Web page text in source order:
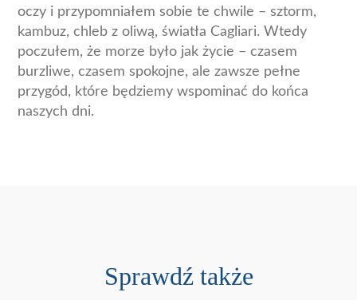
oczy i przypomniałem sobie te chwile – sztorm,
kambuz, chleb z oliwą, światła Cagliari. Wtedy
poczułem, że morze było jak życie – czasem
burzliwe, czasem spokojne, ale zawsze pełne
przygód, które będziemy wspominać do końca
naszych dni.
Sprawdź także